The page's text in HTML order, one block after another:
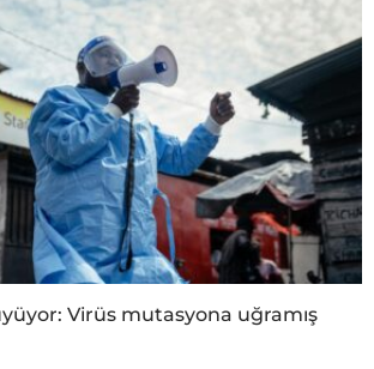
Virüs mutasyona uğramış